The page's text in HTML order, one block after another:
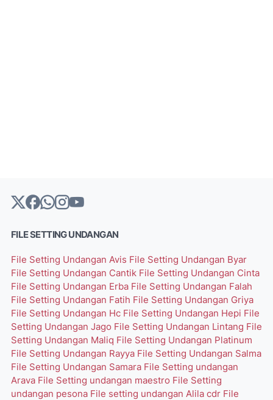
FILE SETTING UNDANGAN
File Setting Undangan Avis File Setting Undangan Byar
File Setting Undangan Cantik File Setting Undangan Cinta
File Setting Undangan Erba File Setting Undangan Falah
File Setting Undangan Fatih File Setting Undangan Griya
File Setting Undangan Hc File Setting Undangan Hepi File
Setting Undangan Jago File Setting Undangan Lintang File
Setting Undangan Maliq File Setting Undangan Platinum
File Setting Undangan Rayya File Setting Undangan Salma
File Setting Undangan Samara File Setting undangan
Arava File Setting undangan maestro File Setting
undangan pesona File setting undangan Alila cdr File